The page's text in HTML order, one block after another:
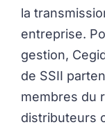
la
entreprise.
gestion,
de SSII
membres du
distributeurs